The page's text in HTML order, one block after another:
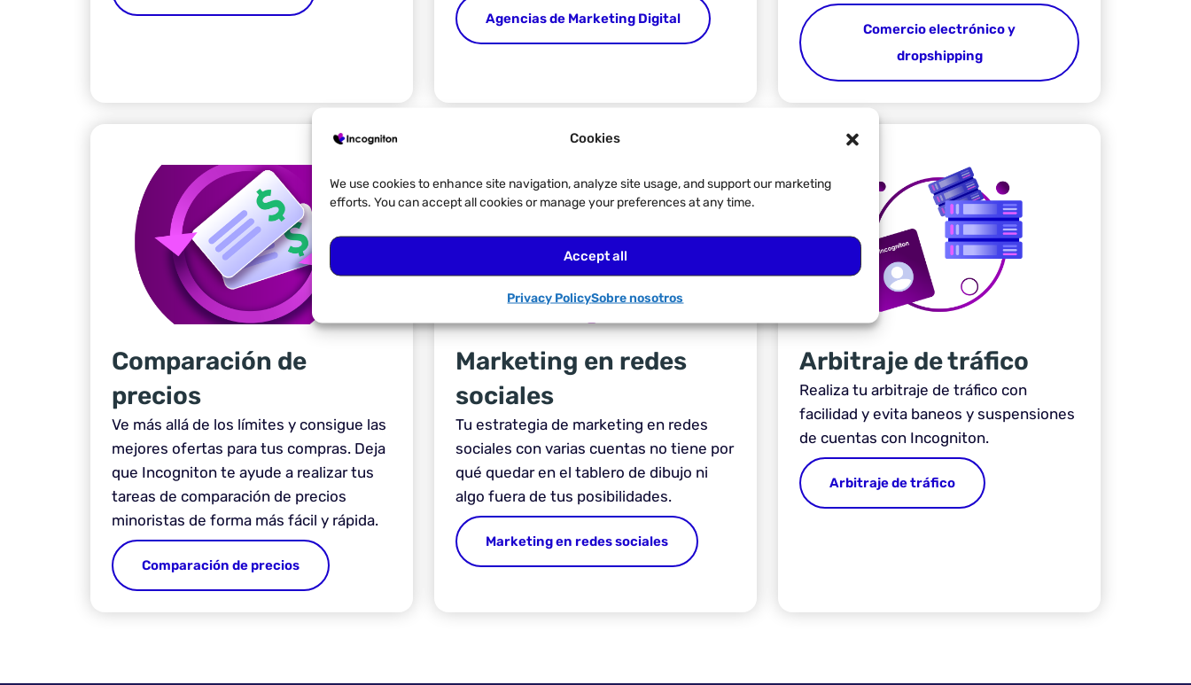
Cookies
We use cookies to enhance site navigation, analyze site usage, and support our marketing
efforts. You can accept all cookies or manage your preferences at any time.
Accept all
Privacy PolicySobre nosotros
Agencias de Marketing Digital
Comercio electrónico y
dropshipping
Comparación de
precios
Ve más allá de los límites y consigue las
mejores ofertas para tus compras. Deja
que Incogniton te ayude a realizar tus
tareas de comparación de precios
minoristas de forma más fácil y rápida.
Comparación de precios
Marketing en redes
sociales
Tu estrategia de marketing en redes
sociales con varias cuentas no tiene por
qué quedar en el tablero de dibujo ni
algo fuera de tus posibilidades.
Marketing en redes sociales
Arbitraje de tráfico
Realiza tu arbitraje de tráfico con
facilidad y evita baneos y suspensiones
de cuentas con Incogniton.
Arbitraje de tráfico